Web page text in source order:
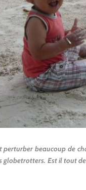
perturber beaucoup de
globetrotters. Est il tout